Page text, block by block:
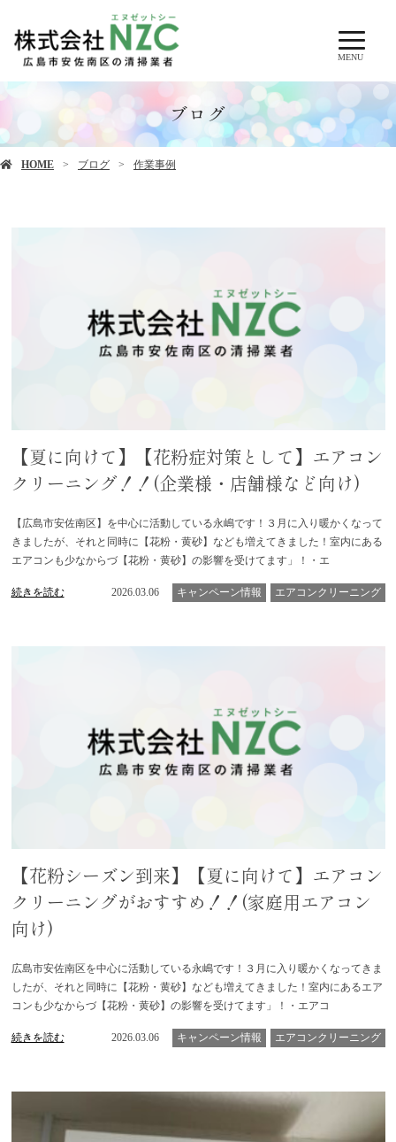
MENU
ブログ
HOME ブログ 作業事例
【夏に向けて】【花粉症対策として】エアコン
クリーニング！！(企業様・店舗様など向け)
【広島市安佐南区】を中心に活動している永嶋です！３月に入り暖かくなって
きましたが、それと同時に【花粉・黄砂】なども増えてきました！室内にある
エアコンも少なからづ【花粉・黄砂】の影響を受けてます」！・エ
続きを読む 2026.03.06 キャンペーン情報 エアコンクリーニング
【花粉シーズン到来】【夏に向けて】エアコン
クリーニングがおすすめ！！(家庭用エアコン
向け)
広島市安佐南区を中心に活動している永嶋です！３月に入り暖かくなってきま
したが、それと同時に【花粉・黄砂】なども増えてきました！室内にあるエア
コンも少なからづ【花粉・黄砂】の影響を受けてます」！・エアコ
続きを読む 2026.03.06 キャンペーン情報 エアコンクリーニング